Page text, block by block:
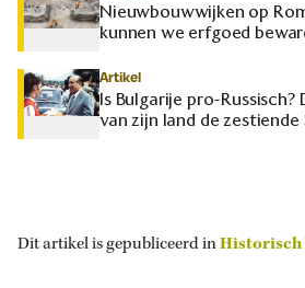
Nieuwbouwwijken op
kunnen we erfgoed
Artikel
Is Bulgarije pro-
van zijn land de
Dit artikel is gepubliceerd inHistorisch